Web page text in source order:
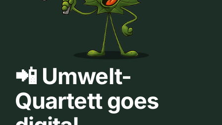
📲 Umwelt-
Quartett goes